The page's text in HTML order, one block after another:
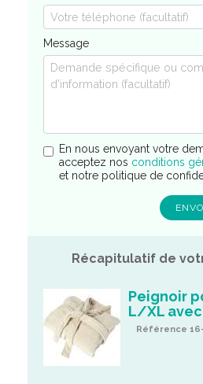
Message
En nous envoyant votre
acceptez nos conditions
et notre politique de
Récapitulatif de
Peignoir
L/XL
Référence